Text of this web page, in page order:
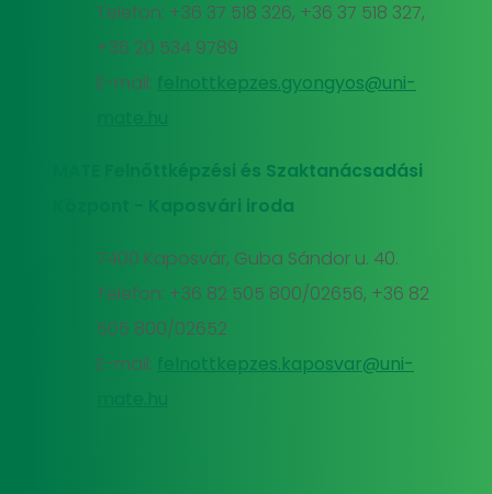
Telefon: +36 37 518 326, +36 37 518 327,
+36 20 534 9789
E-mail:
felnottkepzes.gyongyos@uni-
MATE Felnőttképzési és Szaktanácsadási
Központ - Kaposvári iroda
7400 Kaposvár, Guba Sándor u. 40.
Telefon: +36 82 505 800/02656, +36 82
505 800/02652
E-mail:
felnottkepzes.kaposvar@uni-